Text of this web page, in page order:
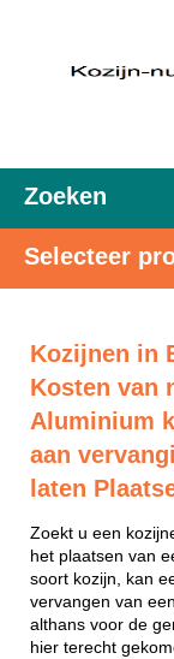
Zoeken
Selecteer
Kozijnen in
Kosten van
Aluminium
aan
laten
Zoekt u een
het plaatsen van
soort kozijn, kan
vervangen van
althans voor de
hier terecht